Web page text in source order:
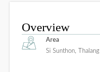
Overview
Area
Si Sunthon, Thalang